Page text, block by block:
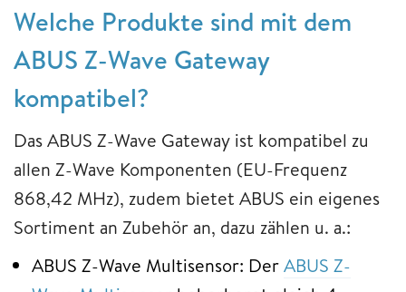
Welche Produkte sind mit dem
ABUS Z-Wave Gateway
kompatibel?
Das ABUS Z-Wave Gateway ist kompatibel zu
allen Z-Wave Komponenten (EU-Frequenz
868,42 MHz), zudem bietet ABUS ein eigenes
Sortiment an Zubehör an, dazu zählen u. a.:
ABUS Z-Wave Multisensor: DerABUS Z-